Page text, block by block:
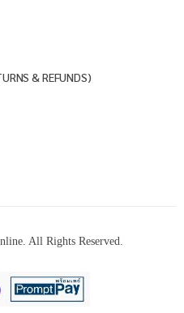
& REFUNDS)
All Rights Reserved.